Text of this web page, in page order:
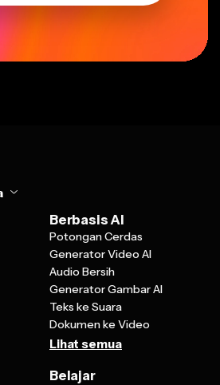
Potongan Cerdas
Generator Video AI
Audio Bersih
Generator Gambar AI
Teks ke Suara
Dokumen ke Video
Lihat semua
Tentang Kami